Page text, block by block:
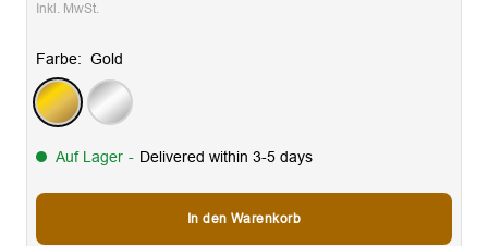
Inkl. MwSt.
Farbe: Gold
Gold
Silber
Auf Lager - Delivered within 3-5 days
In den Warenkorb